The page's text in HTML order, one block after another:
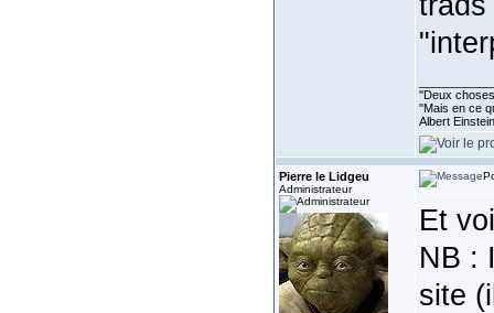
''Deux
"Mais en ce
Albert
Pierre le Lidgeu
Administrateur
Et
NB :
site